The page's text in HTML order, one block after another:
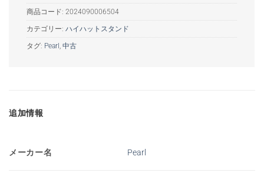
商品コード: 2024090006504
カテゴリー: ハイハットスタンド
タグ: Pearl , 中古
追加情報
メーカー名 Pearl